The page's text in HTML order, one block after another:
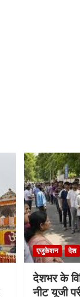
एजुकेशन देश
देशभर के
नीट यूजी